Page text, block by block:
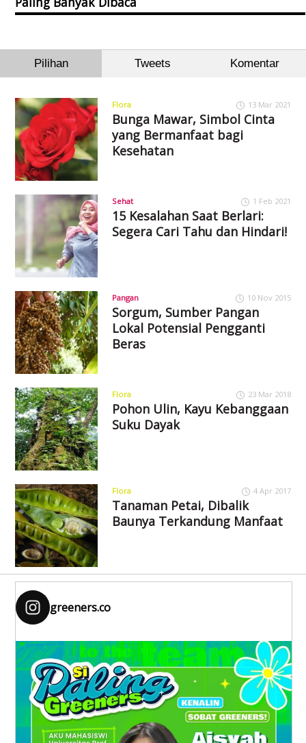
Pilihan Tweets Komentar
Flora 13 Mar 2021
Bunga Mawar, Simbol Cinta
yang Bermanfaat bagi
Kesehatan
Sehat 1 Feb 2021
15 Kesalahan Saat Berlari:
Segera Cari Tahu dan Hindari!
Pangan 10 Nov 2015
Sorgum, Sumber Pangan
Lokal Potensial Pengganti
Beras
Flora 23 Mar 2018
Pohon Ulin, Kayu Kebanggaan
Suku Dayak
Flora 4 Apr 2017
Tanaman Petai, Dibalik
Baunya Terkandung Manfaat
greeners.co